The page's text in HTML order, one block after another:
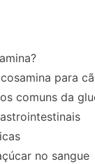
para
comuns da
no sangue